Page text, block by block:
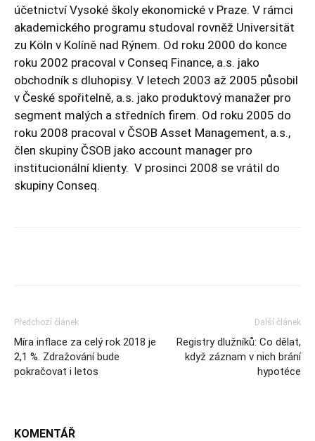
účetnictví Vysoké školy ekonomické v Praze. V rámci
akademického programu studoval rovněž Universität
zu Köln v Kolíně nad Rýnem. Od roku 2000 do konce
roku 2002 pracoval v Conseq Finance, a.s. jako
obchodník s dluhopisy. V letech 2003 až 2005 působil
v České spořitelně, a.s. jako produktový manažer pro
segment malých a středních firem. Od roku 2005 do
roku 2008 pracoval v ČSOB Asset Management, a.s.,
člen skupiny ČSOB jako account manager pro
institucionální klienty. V prosinci 2008 se vrátil do
skupiny Conseq.
Předchozí článek
Míra inflace za celý rok 2018 je
2,1 %. Zdražování bude
pokračovat i letos
Další článek
Registry dlužníků: Co dělat,
když záznam v nich brání
hypotéce
KOMENTÁŘ